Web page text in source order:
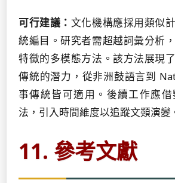
可行建議： 文化機構應採用類似
統編目。研究者需超越詞彙分析
特徵的多模態方法。該方法展現
傳統的潛力，從非洲鼓語言到
事傳統皆可適用。後續工作應
法，引入時間維度以追蹤文類演變
11. 參考文獻